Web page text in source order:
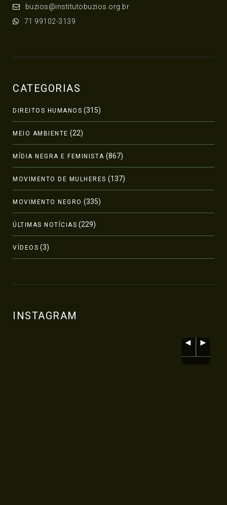
buzios@institutobuzios.org.br
71 99102-3139
CATEGORIAS
DIREITOS HUMANOS (315)
MEIO AMBIENTE (22)
MÍDIA NEGRA E FEMINISTA (867)
MOVIMENTO DE MULHERES (137)
MOVIMENTO NEGRO (335)
ÚLTIMAS NOTÍCIAS (229)
VÍDEOS (3)
INSTAGRAM